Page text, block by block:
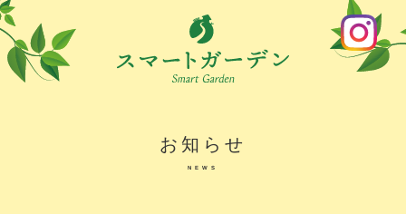
お知らせ
NEWS